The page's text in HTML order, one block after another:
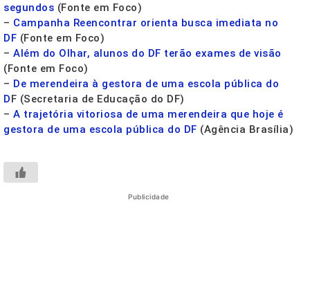
segundos (Fonte em Foco)
– Campanha Reencontrar orienta busca imediata no
DF (Fonte em Foco)
– Além do Olhar, alunos do DF terão exames de visão
(Fonte em Foco)
– De merendeira à gestora de uma escola pública do
DF (Secretaria de Educação do DF)
– A trajetória vitoriosa de uma merendeira que hoje é
gestora de uma escola pública do DF (Agência Brasília)
Publicidade